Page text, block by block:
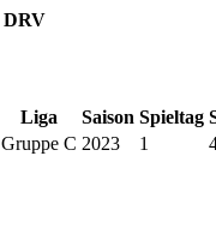
DRV
Liga Saison Spieltag
Gruppe C 2023 1